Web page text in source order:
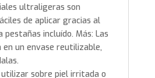
ultraligeras son
de aplicar gracias al
incluído. Más: Las
en un envase reutilizable,
sobre piel irritada o